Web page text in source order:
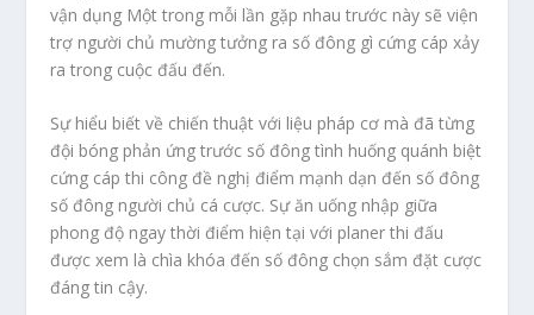
vận dụng Một trong mỗi lần gặp nhau trước này sẽ viện
trợ người chủ mường tưởng ra số đông gì cứng cáp xảy
ra trong cuộc đấu đến.
Sự hiểu biết về chiến thuật với liệu pháp cơ mà đã từng
đội bóng phản ứng trước số đông tình huống quánh biệt
cứng cáp thi công đề nghị điểm mạnh dạn đến số đông
số đông người chủ cá cược. Sự ăn uống nhập giữa
phong độ ngay thời điểm hiện tại với planer thi đấu
được xem là chìa khóa đến số đông chọn sắm đặt cược
đáng tin cậy.